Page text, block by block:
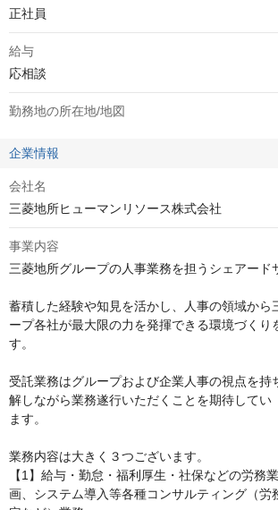
正社員
給与
応相談
勤務地の所在地/地図
企業情報
会社名
三菱地所ヒューマンリソース株式会社
事業内容
三菱地所グループの人事業務を担うシェアード
蓄積した経験や知見を活かし、人事の領域から
ープ各社が最大限の力を発揮できる環境づくり
す。
受託業務はグループおよび企業⼈事の視点を持
解しながら業務遂⾏いただくことを期待してい
ます。
業務内容は⼤きく３つございます。
【1】給与・勤怠・福利厚⽣・社保などの労務
画、システム導⼊等各種コンサルティング（労